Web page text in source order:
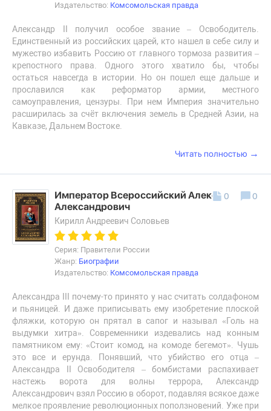
Издательство: Комсомольская правда
Александр II получил особое звание – Освободитель.
Единственный из российских царей, кто нашел в себе силу и
мужество избавить Россию от главного тормоза развития –
крепостного права. Одного этого хватило бы, чтобы
остаться навсегда в истории. Но он пошел еще дальше и
прославился как реформатор армии, местного
самоуправления, цензуры. При нем Империя значительно
расширилась за счёт включения земель в Средней Азии, на
Кавказе, Дальнем Востоке.
Читать полностью →
Император Всероссийский Александр III
Александрович
Кирилл Андреевич Соловьев
Серия: Правители России
Жанр: Биографии
Издательство: Комсомольская правда
Александра III почему-то принято у нас считать солдафоном
и пьяницей. И даже приписывать ему изобретение плоской
фляжки, которую он прятал в сапог и называл «Голь на
выдумки хитра». Современники издевались над конным
памятником ему: «Стоит комод, на комоде бегемот». Чушь
это все и ерунда. Понявший, что убийство его отца –
Александра II Освободителя – бомбистами распахивает
настежь ворота для волны террора, Александр
Александрович взял Россию в оборот, подавляя всякое даже
мелкое проявление революционных поползновений. Уже при
0 0